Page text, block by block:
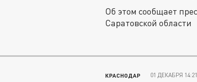
Об этом сообщает
Саратовской области
КРАСНОДАР 01 ДЕКАБРЯ 14:21